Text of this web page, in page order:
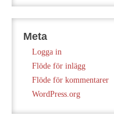
Meta
Logga in
Flöde för inlägg
Flöde för kommentarer
WordPress.org